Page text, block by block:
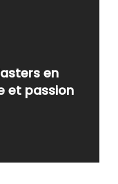
en
et passion